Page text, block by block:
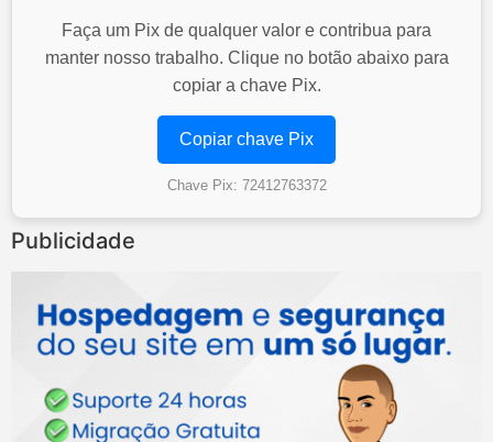
Faça um Pix de qualquer valor e contribua para
manter nosso trabalho. Clique no botão abaixo para
copiar a chave Pix.
Copiar chave Pix
Chave Pix: 72412763372
Publicidade